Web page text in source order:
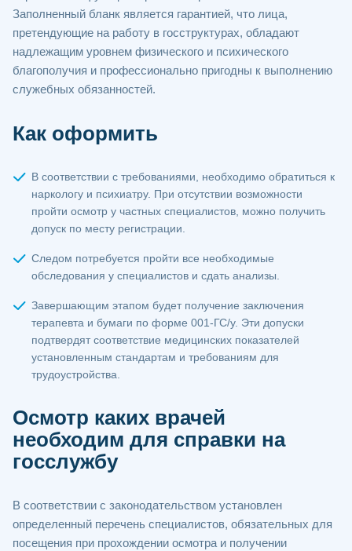
Заполненный бланк является гарантией, что лица,
претендующие на работу в госструктурах, обладают
надлежащим уровнем физического и психического
благополучия и профессионально пригодны к выполнению
служебных обязанностей.
Как оформить
В соответствии с требованиями, необходимо обратиться к
наркологу и психиатру. При отсутствии возможности
пройти осмотр у частных специалистов, можно получить
допуск по месту регистрации.
Следом потребуется пройти все необходимые
обследования у специалистов и сдать анализы.
Завершающим этапом будет получение заключения
терапевта и бумаги по форме 001-ГС/у. Эти допуски
подтвердят соответствие медицинских показателей
установленным стандартам и требованиям для
трудоустройства.
Осмотр каких врачей
необходим для справки на
госслужбу
В соответствии с законодательством установлен
определенный перечень специалистов, обязательных для
посещения при прохождении осмотра и получении